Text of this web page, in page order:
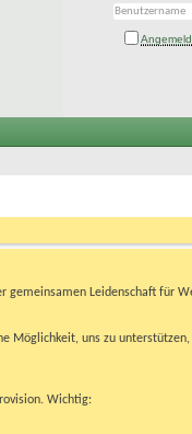
Leidenschaft für
Möglichkeit, uns zu
Wichtig: